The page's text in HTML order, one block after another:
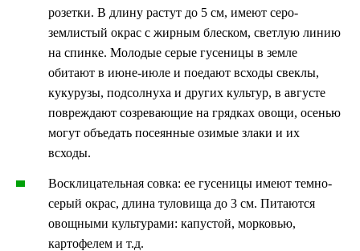
розетки. В длину растут до 5 см, имеют серо-
землистый окрас с жирным блеском, светлую линию
на спинке. Молодые серые гусеницы в земле
обитают в июне-июле и поедают всходы свеклы,
кукурузы, подсолнуха и других культур, в августе
повреждают созревающие на грядках овощи, осенью
могут объедать посеянные озимые злаки и их
всходы.
Восклицательная совка: ее гусеницы имеют темно-
серый окрас, длина туловища до 3 см. Питаются
овощными культурами: капустой, морковью,
картофелем и т.д.